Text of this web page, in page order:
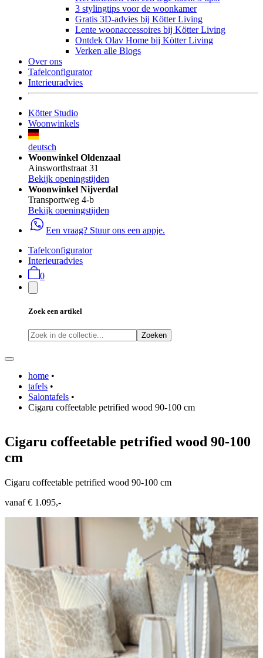
3 stylingtips voor de woonkamer
Gratis 3D-advies bij Kötter Living
Lente woonaccessoires bij Kötter Living
Ontdek Olav Home bij Kötter Living
Verken alle Blogs
Over ons
Tafelconfigurator
Interieuradvies
Kötter Studio
Woonwinkels
deutsch
Woonwinkel Oldenzaal
Ainsworthstraat 31
Bekijk openingstijden
Woonwinkel Nijverdal
Transportweg 4-b
Bekijk openingstijden
Een vraag? Stuur ons een appje.
Tafelconfigurator
Interieuradvies
0
Zoek een artikel
Zoeken
home •
tafels •
Salontafels •
Cigaru coffeetable petrified wood 90-100 cm
Cigaru coffeetable petrified wood 90-100
cm
Cigaru coffeetable petrified wood 90-100 cm
vanaf € 1.095,-